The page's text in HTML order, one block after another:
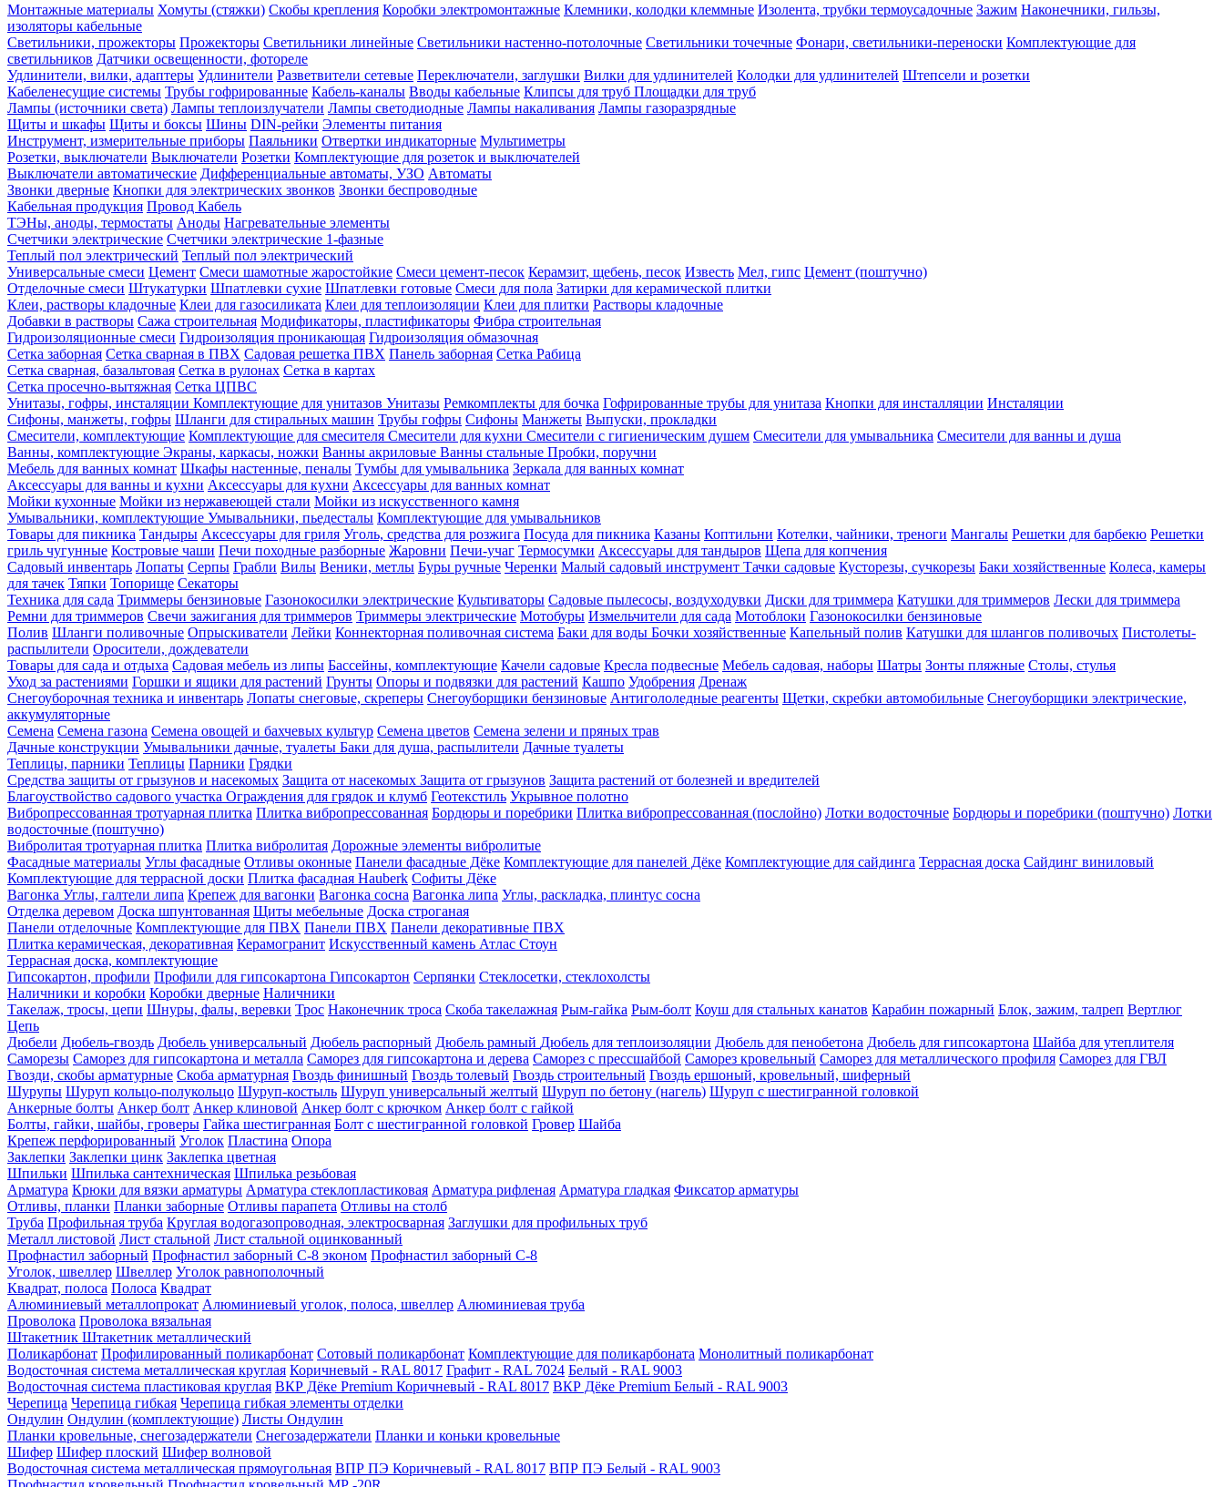
Монтажные материалы Хомуты (стяжки) Скобы крепления Коробки электромонтажные Клемники, колодки клеммные Изолента, трубки термоусадочные Зажим Наконечники, гильзы,
изоляторы кабельные
Светильники, прожекторы Прожекторы Светильники линейные Светильники настенно-потолочные Светильники точечные Фонари, светильники-переноски Комплектующие для
светильников Датчики освещенности, фотореле
Удлинители, вилки, адаптеры Удлинители Разветвители сетевые Переключатели, заглушки Вилки для удлинителей Колодки для удлинителей Штепсели и розетки
Кабеленесущие системы Трубы гофрированные Кабель-каналы Вводы кабельные Клипсы для труб Площадки для труб
Лампы (источники света) Лампы теплоизлучатели Лампы светодиодные Лампы накаливания Лампы газоразрядные
Щиты и шкафы Щиты и боксы Шины DIN-рейки Элементы питания
Инструмент, измерительные приборы Паяльники Отвертки индикаторные Мультиметры
Розетки, выключатели Выключатели Розетки Комплектующие для розеток и выключателей
Выключатели автоматические Дифференциальные автоматы, УЗО Автоматы
Звонки дверные Кнопки для электрических звонков Звонки беспроводные
Кабельная продукция Провод Кабель
ТЭНы, аноды, термостаты Аноды Нагревательные элементы
Счетчики электрические Счетчики электрические 1-фазные
Теплый пол электрический Теплый пол электрический
Универсальные смеси Цемент Смеси шамотные жаростойкие Смеси цемент-песок Керамзит, щебень, песок Известь Мел, гипс Цемент (поштучно)
Отделочные смеси Штукатурки Шпатлевки сухие Шпатлевки готовые Смеси для пола Затирки для керамической плитки
Клеи, растворы кладочные Клеи для газосиликата Клеи для теплоизоляции Клеи для плитки Растворы кладочные
Добавки в растворы Сажа строительная Модификаторы, пластификаторы Фибра строительная
Гидроизоляционные смеси Гидроизоляция проникающая Гидроизоляция обмазочная
Сетка заборная Сетка сварная в ПВХ Садовая решетка ПВХ Панель заборная Сетка Рабица
Сетка сварная, базальтовая Сетка в рулонах Сетка в картах
Сетка просечно-вытяжная Сетка ЦПВС
Унитазы, гофры, инсталяции Комплектующие для унитазов Унитазы Ремкомплекты для бочка Гофрированные трубы для унитаза Кнопки для инсталляции Инсталяции
Сифоны, манжеты, гофры Шланги для стиральных машин Трубы гофры Сифоны Манжеты Выпуски, прокладки
Смесители, комплектующие Комплектующие для смесителя Смесители для кухни Смесители с гигиеническим душем Смесители для умывальника Смесители для ванны и душа
Ванны, комплектующие Экраны, каркасы, ножки Ванны акриловые Ванны стальные Пробки, поручни
Мебель для ванных комнат Шкафы настенные, пеналы Тумбы для умывальника Зеркала для ванных комнат
Аксессуары для ванны и кухни Аксессуары для кухни Аксессуары для ванных комнат
Мойки кухонные Мойки из нержавеющей стали Мойки из искусственного камня
Умывальники, комплектующие Умывальники, пьедесталы Комплектующие для умывальников
Товары для пикника Тандыры Аксессуары для гриля Уголь, средства для розжига Посуда для пикника Казаны Коптильни Котелки, чайники, треноги Мангалы Решетки для барбекю Решетки
гриль чугунные Костровые чаши Печи походные разборные Жаровни Печи-учаг Термосумки Аксессуары для тандыров Щепа для копчения
Садовый инвентарь Лопаты Серпы Грабли Вилы Веники, метлы Буры ручные Черенки Малый садовый инструмент Тачки садовые Кусторезы, сучкорезы Баки хозяйственные Колеса, камеры
для тачек Тяпки Топорище Секаторы
Техника для сада Триммеры бензиновые Газонокосилки электрические Культиваторы Садовые пылесосы, воздуходувки Диски для триммера Катушки для триммеров Лески для триммера
Ремни для триммеров Свечи зажигания для триммеров Триммеры электрические Мотобуры Измельчители для сада Мотоблоки Газонокосилки бензиновые
Полив Шланги поливочные Опрыскиватели Лейки Коннекторная поливочная система Баки для воды Бочки хозяйственные Капельный полив Катушки для шлангов поливочых Пистолеты-
распылители Оросители, дождеватели
Товары для сада и отдыха Садовая мебель из липы Бассейны, комплектующие Качели садовые Кресла подвесные Мебель садовая, наборы Шатры Зонты пляжные Столы, стулья
Уход за растениями Горшки и ящики для растений Грунты Опоры и подвязки для растений Кашпо Удобрения Дренаж
Снегоуборочная техника и инвентарь Лопаты снеговые, скреперы Снегоуборщики бензиновые Антигололедные реагенты Щетки, скребки автомобильные Снегоуборщики электрические,
аккумуляторные
Семена Семена газона Семена овощей и бахчевых культур Семена цветов Семена зелени и пряных трав
Дачные конструкции Умывальники дачные, туалеты Баки для душа, распылители Дачные туалеты
Теплицы, парники Теплицы Парники Грядки
Средства защиты от грызунов и насекомых Защита от насекомых Защита от грызунов Защита растений от болезней и вредителей
Благоуствойство садового участка Ограждения для грядок и клумб Геотекстиль Укрывное полотно
Вибропрессованная тротуарная плитка Плитка вибропрессованная Бордюры и поребрики Плитка вибропрессованная (послойно) Лотки водосточные Бордюры и поребрики (поштучно) Лотки
водосточные (поштучно)
Вибролитая тротуарная плитка Плитка вибролитая Дорожные элементы вибролитые
Фасадные материалы Углы фасадные Отливы оконные Панели фасадные Дёке Комплектующие для панелей Дёке Комплектующие для сайдинга Террасная доска Сайдинг виниловый
Комплектующие для террасной доски Плитка фасадная Hauberk Софиты Дёке
Вагонка Углы, галтели липа Крепеж для вагонки Вагонка сосна Вагонка липа Углы, раскладка, плинтус сосна
Отделка деревом Доска шпунтованная Щиты мебельные Доска строганая
Панели отделочные Комплектующие для ПВХ Панели ПВХ Панели декоративные ПВХ
Плитка керамическая, декоративная Керамогранит Искусственный камень Атлас Стоун
Террасная доска, комплектующие
Гипсокартон, профили Профили для гипсокартона Гипсокартон Серпянки Стеклосетки, стеклохолсты
Наличники и коробки Коробки дверные Наличники
Такелаж, тросы, цепи Шнуры, фалы, веревки Трос Наконечник троса Скоба такелажная Рым-гайка Рым-болт Коуш для стальных канатов Карабин пожарный Блок, зажим, талреп Вертлюг
Цепь
Дюбели Дюбель-гвоздь Дюбель универсальный Дюбель распорный Дюбель рамный Дюбель для теплоизоляции Дюбель для пенобетона Дюбель для гипсокартона Шайба для утеплителя
Саморезы Саморез для гипсокартона и металла Саморез для гипсокартона и дерева Саморез с прессшайбой Саморез кровельный Саморез для металлического профиля Саморез для ГВЛ
Гвозди, скобы арматурные Скоба арматурная Гвоздь финишный Гвоздь толевый Гвоздь строительный Гвоздь ершоный, кровельный, шиферный
Шурупы Шуруп кольцо-полукольцо Шуруп-костыль Шуруп универсальный желтый Шуруп по бетону (нагель) Шуруп с шестигранной головкой
Анкерные болты Анкер болт Анкер клиновой Анкер болт с крючком Анкер болт с гайкой
Болты, гайки, шайбы, гроверы Гайка шестигранная Болт c шестигранной головкой Гровер Шайба
Крепеж перфорированный Уголок Пластина Опора
Заклепки Заклепки цинк Заклепка цветная
Шпильки Шпилька сантехническая Шпилька резьбовая
Арматура Крюки для вязки арматуры Арматура стеклопластиковая Арматура рифленая Арматура гладкая Фиксатор арматуры
Отливы, планки Планки заборные Отливы парапета Отливы на столб
Труба Профильная труба Круглая водогазопроводная, электросварная Заглушки для профильных труб
Металл листовой Лист стальной Лист стальной оцинкованный
Профнастил заборный Профнастил заборный С-8 эконом Профнастил заборный С-8
Уголок, швеллер Швеллер Уголок равнополочный
Квадрат, полоса Полоса Квадрат
Алюминиевый металлопрокат Алюминиевый уголок, полоса, швеллер Алюминиевая труба
Проволока Проволока вязальная
Штакетник Штакетник металлический
Поликарбонат Профилированный поликарбонат Сотовый поликарбонат Комплектующие для поликарбоната Монолитный поликарбонат
Водосточная система металлическая круглая Коричневый - RAL 8017 Графит - RAL 7024 Белый - RAL 9003
Водосточная система пластиковая круглая ВКР Дёке Premium Коричневый - RAL 8017 ВКР Дёке Premium Белый - RAL 9003
Черепица Черепица гибкая Черепица гибкая элементы отделки
Ондулин Ондулин (комплектующие) Листы Ондулин
Планки кровельные, снегозадержатели Снегозадержатели Планки и коньки кровельные
Шифер Шифер плоский Шифер волновой
Водосточная система металлическая прямоугольная ВПР ПЭ Коричневый - RAL 8017 ВПР ПЭ Белый - RAL 9003